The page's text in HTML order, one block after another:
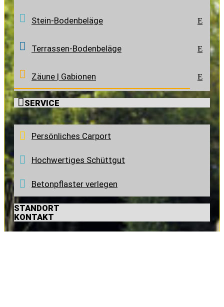
Stein-Bodenbeläge E
Terrassen-Bodenbeläge E
Zäune | Gabionen E
SERVICE
Persönliches Carport
Hochwertiges Schüttgut
Betonpflaster verlegen
STANDORT
KONTAKT